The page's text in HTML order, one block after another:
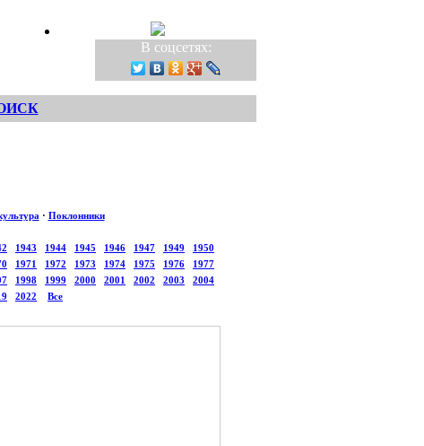
В соцсетях:
· Поклонники
1943 1944 1945 1946 1947 1949
1950
1971 1972 1973 1974 1975 1976
1977
1998 1999 2000 2001 2002 2003
2004
2022 Все